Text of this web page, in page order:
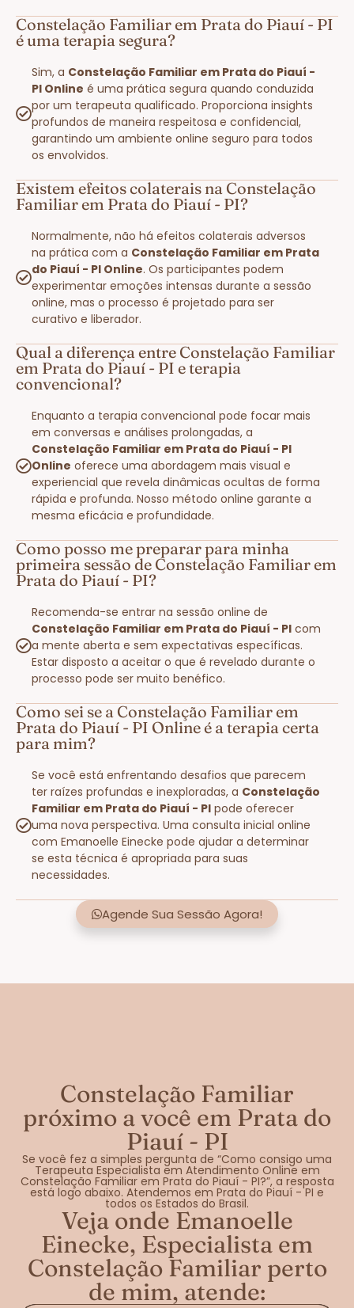
Constelação Familiar em Prata do Piauí - PI
é uma terapia segura?
Sim, a Constelação Familiar em Prata do Piauí -
PI Online é uma prática segura quando conduzida
por um terapeuta qualificado. Proporciona insights
profundos de maneira respeitosa e confidencial,
garantindo um ambiente online seguro para todos
os envolvidos.
Existem efeitos colaterais na Constelação
Familiar em Prata do Piauí - PI?
Normalmente, não há efeitos colaterais adversos
na prática com a Constelação Familiar em Prata
do Piauí - PI Online. Os participantes podem
experimentar emoções intensas durante a sessão
online, mas o processo é projetado para ser
curativo e liberador.
Qual a diferença entre Constelação Familiar
em Prata do Piauí - PI e terapia
convencional?
Enquanto a terapia convencional pode focar mais
em conversas e análises prolongadas, a
Constelação Familiar em Prata do Piauí - PI
Online oferece uma abordagem mais visual e
experiencial que revela dinâmicas ocultas de forma
rápida e profunda. Nosso método online garante a
mesma eficácia e profundidade.
Como posso me preparar para minha
primeira sessão de Constelação Familiar em
Prata do Piauí - PI?
Recomenda-se entrar na sessão online de
Constelação Familiar em Prata do Piauí - PI com
a mente aberta e sem expectativas específicas.
Estar disposto a aceitar o que é revelado durante o
processo pode ser muito benéfico.
Como sei se a Constelação Familiar em
Prata do Piauí - PI Online é a terapia certa
para mim?
Se você está enfrentando desafios que parecem
ter raízes profundas e inexploradas, a Constelação
Familiar em Prata do Piauí - PI pode oferecer
uma nova perspectiva. Uma consulta inicial online
com Emanoelle Einecke pode ajudar a determinar
se esta técnica é apropriada para suas
necessidades.
Agende Sua Sessão Agora!
Constelação Familiar
próximo a você em Prata do
Piauí - PI
Se você fez a simples pergunta de “Como consigo uma
Terapeuta Especialista em Atendimento Online em
Constelação Familiar em Prata do Piauí - PI?”, a resposta
está logo abaixo. Atendemos em Prata do Piauí - PI e
todos os Estados do Brasil.
Veja onde Emanoelle
Einecke, Especialista em
Constelação Familiar perto
de mim, atende: